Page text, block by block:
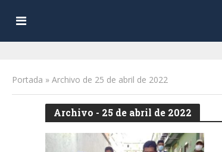
Portada » Archivo de 25 de abril de 2022
Archivo - 25 de abril de 2022